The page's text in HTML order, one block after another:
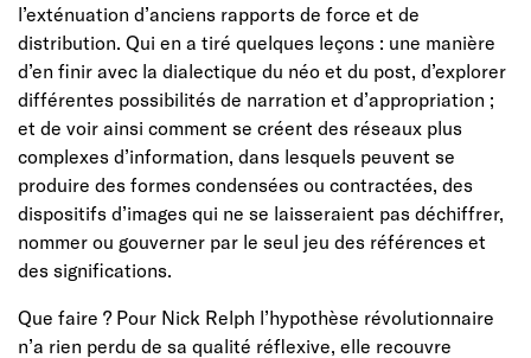
l’exténuation d’anciens rapports de force et de
distribution. Qui en a tiré quelques leçons : une manière
d’en finir avec la dialectique du néo et du post, d’explorer
différentes possibilités de narration et d’appropriation ;
et de voir ainsi comment se créent des réseaux plus
complexes d’information, dans lesquels peuvent se
produire des formes condensées ou contractées, des
dispositifs d’images qui ne se laisseraient pas déchiffrer,
nommer ou gouverner par le seul jeu des références et
des significations.
Que faire ? Pour Nick Relph l’hypothèse révolutionnaire
n’a rien perdu de sa qualité réflexive, elle recouvre